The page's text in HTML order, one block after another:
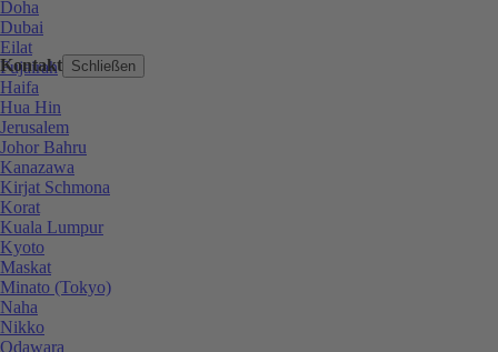
Kontakt Schließen
Doha
Dubai
Eilat
Fujairah
Haifa
Hua Hin
Jerusalem
Johor Bahru
Kanazawa
Kirjat Schmona
Korat
Kuala Lumpur
Kyoto
Maskat
Minato (Tokyo)
Naha
Nikko
Odawara